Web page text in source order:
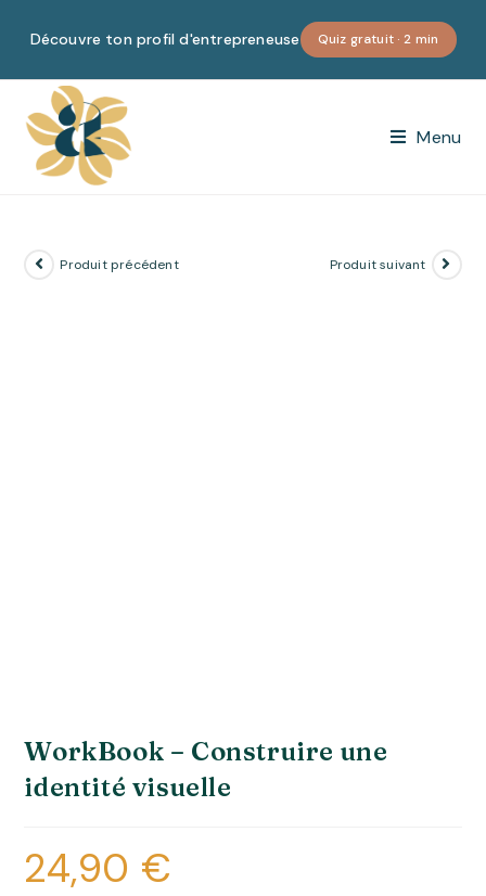
Découvre ton profil d'entrepreneuse Quiz gratuit · 2 min
Menu
Produit précédent Produit suivant
WorkBook – Construire une
identité visuelle
24,90 €